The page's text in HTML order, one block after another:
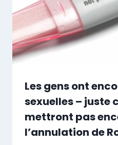
Les gens ont
sexuelles – juste
mettront pas
l’annulation de